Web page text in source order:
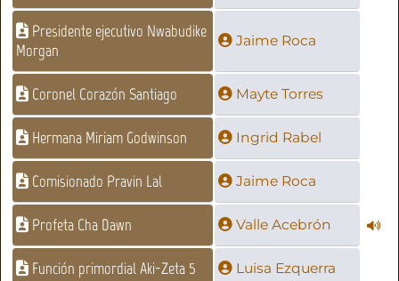
Presidente ejecutivo Nwabudike
Morgan
Jaime Roca
Coronel Corazón Santiago Mayte Torres
Hermana Miriam Godwinson Ingrid Rabel
Comisionado Pravin Lal Jaime Roca
Profeta Cha Dawn Valle Acebrón
Función primordial Aki-Zeta 5 Luisa Ezquerra